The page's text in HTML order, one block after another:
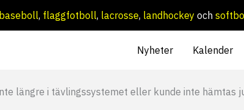
baseboll, flaggfotboll, lacrosse, landhockey och
Nyheter Kalender
längre i tävlingssystemet eller kunde inte hämtas